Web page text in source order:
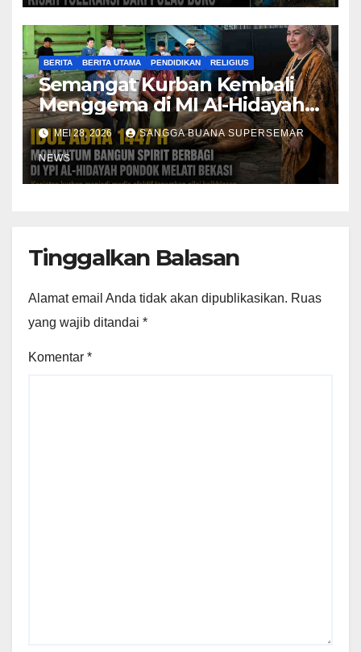
BERITA BERITA UTAMA PENDIDIKAN RELIGIUS
Semangat Kurban Kembali
Menggema di MI Al-Hidayah,
Yayasan Bangkitkan Tradisi
Kepedulian Sosial dan
Pendidikan Karakter Islami
MEI 28, 2026 SANGGA BUANA SUPERSEMAR
NEWS
Tinggalkan Balasan
Alamat email Anda tidak akan dipublikasikan. Ruas
yang wajib ditandai *
Komentar *